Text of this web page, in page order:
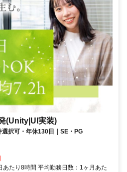
(Unity|UI実装)
択可・年休130日｜SE・PG
あたり8時間 平均勤務日数：1ヶ月あた